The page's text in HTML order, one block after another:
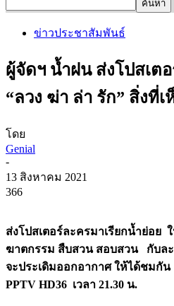
ข่าวประชาสัมพันธ์
ผู้จัดฯ น้ำฝน ส่งโปสเต
“ลวง ฆ่า ล่า รัก” สิ่งที่
โดย
Genial
-
13 สิงหาคม 2021
366
ส่งโปสเตอร์ละครมาเรียกน้ำย่อย
ฆาตกรรม สืบสวน สอบสวน กับละ
จะประเดิมออกอากาศ ให้ได้ชมกั
PPTV HD36 เวลา 21.30 น.